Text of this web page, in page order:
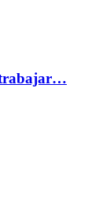
trabajar…